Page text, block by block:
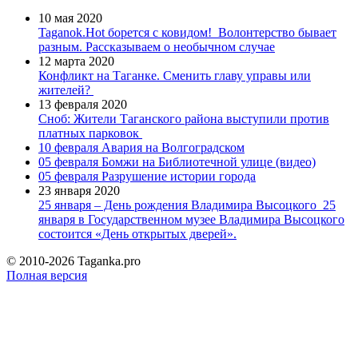
10 мая 2020
Taganok.Hot борется с ковидом! Волонтерство бывает
разным. Рассказываем о необычном случае
12 марта 2020
Конфликт на Таганке. Сменить главу управы или
жителей?
13 февраля 2020
Сноб: Жители Таганского района выступили против
платных парковок
10 февраля Авария на Волгоградском
05 февраля Бомжи на Библиотечной улице (видео)
05 февраля Разрушение истории города
23 января 2020
25 января – День рождения Владимира Высоцкого 25
января в Государственном музее Владимира Высоцкого
состоится «День открытых дверей».
© 2010-2026 Taganka.pro
Полная версия